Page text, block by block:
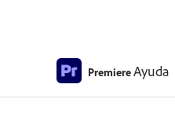
PremiereAyuda